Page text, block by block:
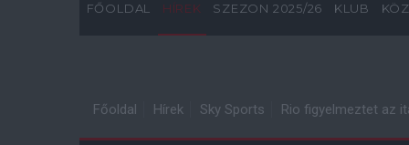
FŐOLDAL HÍREK SZEZON 2025/26 KLUB
Főoldal Hírek Sky Sports Rio figyelmeztet az